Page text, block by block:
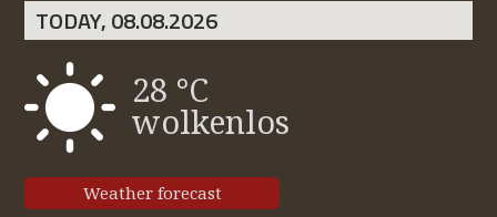
TODAY, 08.08.2026
28 °C
wolkenlos
Weather forecast